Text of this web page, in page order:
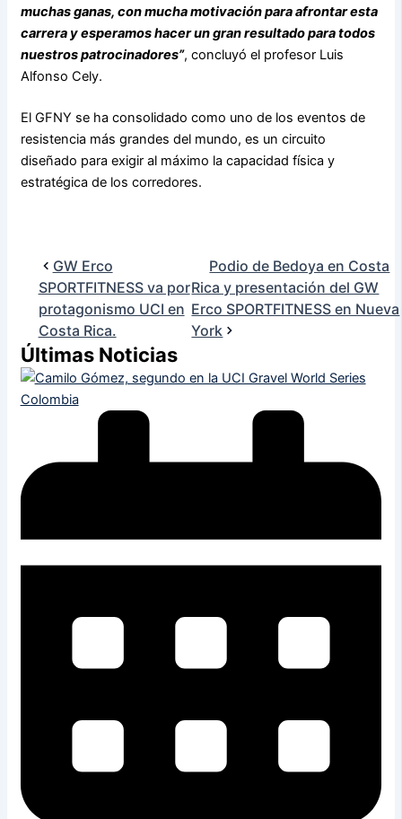
muchas ganas, con mucha motivación para afrontar esta
carrera y esperamos hacer un gran resultado para todos
nuestros patrocinadores”, concluyó el profesor Luis
Alfonso Cely.
El GFNY se ha consolidado como uno de los eventos de
resistencia más grandes del mundo, es un circuito
diseñado para exigir al máximo la capacidad física y
estratégica de los corredores.
GW Erco
SPORTFITNESS va por
protagonismo UCI en
Costa Rica.
Podio de Bedoya en Costa
Rica y presentación del GW
Erco SPORTFITNESS en Nueva
York
Últimas Noticias